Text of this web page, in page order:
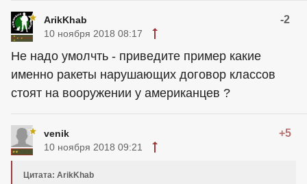
ArikKhab -2
10 ноября 2018 08:17
Не надо умолчть - приведите пример какие
именно ракеты нарушающих договор классов
стоят на вооружении у американцев ?
venik +5
10 ноября 2018 09:21
Цитата: ArikKhab